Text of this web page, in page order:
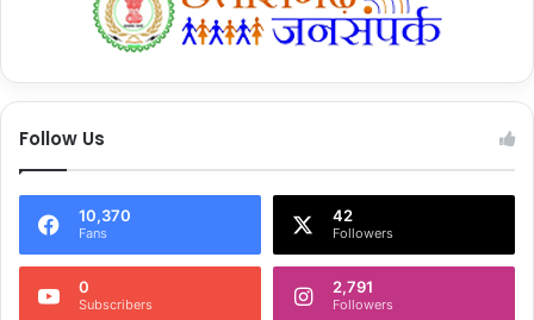
Follow Us
10,370
Fans
42
Followers
0
Subscribers
2,791
Followers